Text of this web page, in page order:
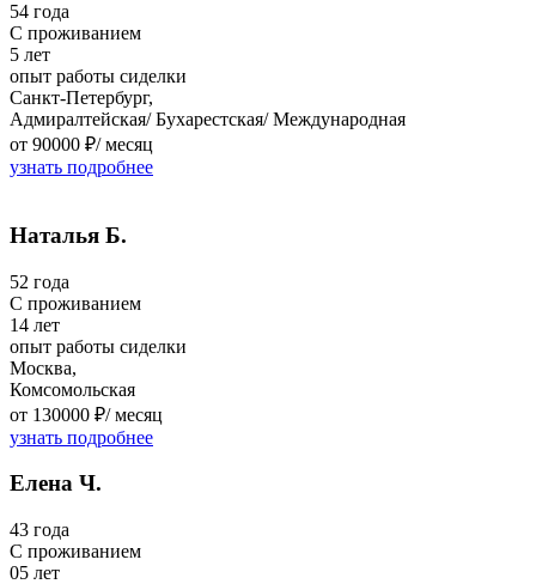
54 года
C проживанием
5 лет
опыт работы сиделки
Санкт-Петербург,
Адмиралтейская/ Бухарестская/ Международная
от 90000 ₽/месяц
узнать подробнее
Наталья Б.
52 года
C проживанием
14 лет
опыт работы сиделки
Москва,
Комсомольская
от 130000 ₽/месяц
узнать подробнее
Елена Ч.
43 года
C проживанием
05 лет